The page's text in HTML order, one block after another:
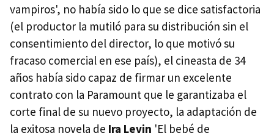
vampiros', no había sido lo que se dice satisfactoria
(el productor la mutiló para su distribución sin el
consentimiento del director, lo que motivó su
fracaso comercial en ese país), el cineasta de 34
años había sido capaz de firmar un excelente
contrato con la Paramount que le garantizaba el
corte final de su nuevo proyecto, la adaptación de
la exitosa novela de Ira Levin 'El bebé de